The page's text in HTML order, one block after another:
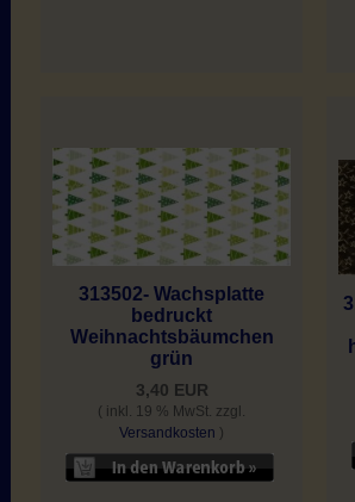
313502- Wachsplatte
bedruckt
Weihnachtsbäumchen
grün
3,40 EUR
( inkl. 19 % MwSt. zzgl.
Versandkosten )